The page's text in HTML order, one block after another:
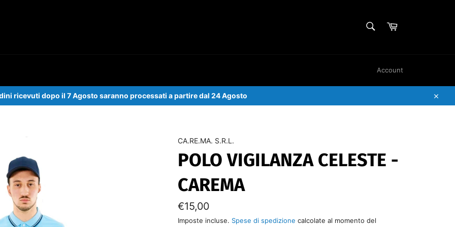
Carrello
Account
ricevuti dopo il 7 Agosto saranno processati a partire dal 24 Agosto
CA.RE.MA. S.R.L.
POLO VIGILANZA CELESTE -
CAREMA
Prezzo
di
listino
€15,00
Imposte incluse. Spese di spedizione calcolate al momento del